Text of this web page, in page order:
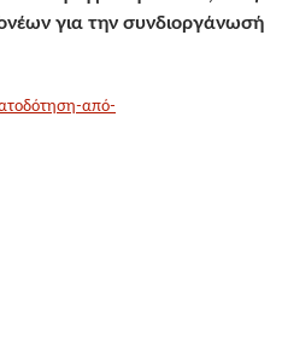
για την συνδιοργάνωσή
από-